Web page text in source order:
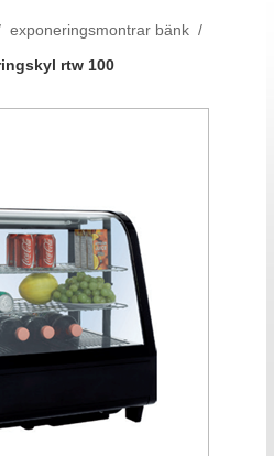
exponeringsmontrar bänk /
rtw 100